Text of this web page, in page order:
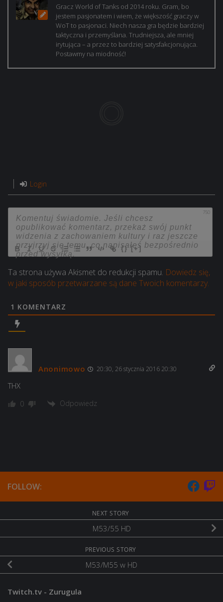
Gracz World of Tanks od 2014 roku. Gram, bo
jestem pasjonatem i wiem, że większość graczy w
WoT to pasjonaci. Niech nasza gra będzie bardziej
taktyczna i przemyślana. Trudniejsza, ale mniej
irytująca – a przez to bardziej satysfakcjonująca.
Postawmy na miodność!
Login
750
{} [+]
Ta strona używa Akismet do redukcji spamu. Dowiedz się,
w jaki sposób przetwarzane są dane Twoich komentarzy.
1 KOMENTARZ
Anonimowo 20:30, 26 stycznia 2016 20:30
THX
0 Odpowiedz
FOLLOW:
NEXT STORY
M53/55 HD
PREVIOUS STORY
M53/M55 w HD
Twitch.tv - Zurugula